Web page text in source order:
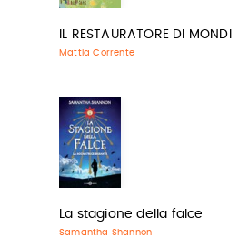
IL RESTAURATORE DI MONDI
Mattia Corrente
La stagione della falce
Samantha Shannon